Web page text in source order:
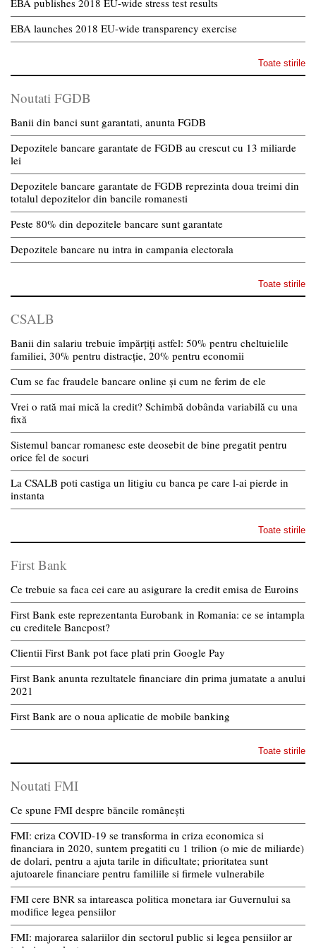
EBA publishes 2018 EU-wide stress test results
EBA launches 2018 EU-wide transparency exercise
Toate stirile
Noutati FGDB
Banii din banci sunt garantati, anunta FGDB
Depozitele bancare garantate de FGDB au crescut cu 13 miliarde
lei
Depozitele bancare garantate de FGDB reprezinta doua treimi din
totalul depozitelor din bancile romanesti
Peste 80% din depozitele bancare sunt garantate
Depozitele bancare nu intra in campania electorala
Toate stirile
CSALB
Banii din salariu trebuie împărțiți astfel: 50% pentru cheltuielile
familiei, 30% pentru distracție, 20% pentru economii
Cum se fac fraudele bancare online și cum ne ferim de ele
Vrei o rată mai mică la credit? Schimbă dobânda variabilă cu una
fixă
Sistemul bancar romanesc este deosebit de bine pregatit pentru
orice fel de socuri
La CSALB poti castiga un litigiu cu banca pe care l-ai pierde in
instanta
Toate stirile
First Bank
Ce trebuie sa faca cei care au asigurare la credit emisa de Euroins
First Bank este reprezentanta Eurobank in Romania: ce se intampla
cu creditele Bancpost?
Clientii First Bank pot face plati prin Google Pay
First Bank anunta rezultatele financiare din prima jumatate a anului
2021
First Bank are o noua aplicatie de mobile banking
Toate stirile
Noutati FMI
Ce spune FMI despre băncile românești
FMI: criza COVID-19 se transforma in criza economica si
financiara in 2020, suntem pregatiti cu 1 trilion (o mie de miliarde)
de dolari, pentru a ajuta tarile in dificultate; prioritatea sunt
ajutoarele financiare pentru familiile si firmele vulnerabile
FMI cere BNR sa intareasca politica monetara iar Guvernului sa
modifice legea pensiilor
FMI: majorarea salariilor din sectorul public si legea pensiilor ar